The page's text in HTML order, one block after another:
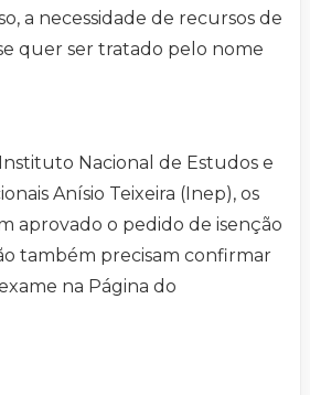
a necessidade de recursos de
quer ser tratado pelo nome
Nacional de Estudos e
Anísio Teixeira (Inep), os
aprovado o pedido de isenção
também precisam confirmar
na Página do